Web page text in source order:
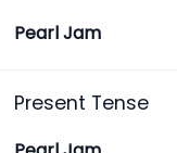
Pearl Jam
Present Tense